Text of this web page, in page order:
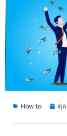
How to ตุล